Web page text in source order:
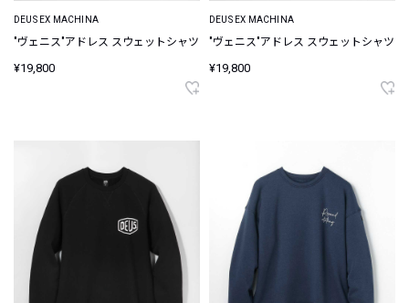
DEUS EX MACHINA
"ヴェニス"アドレス スウェットシャツ
¥19,800
DEUS EX MACHINA
"ヴェニス"アドレス スウェットシャツ
¥19,800